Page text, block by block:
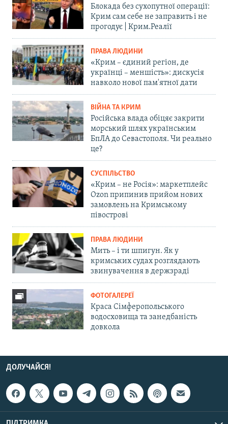
Блокада без сухопутної операції:
Крим сам себе не заправить і не
прогодує | Крим.Реалії
ПРАВА ЛЮДИНИ
«Крим – єдиний регіон, де
українці – меншість»: дискусія
навколо нової пам'ятної дати
ВІЙНА ТА КРИМ
Російська влада обіцяє закрити
морський шлях українським
БпЛА до Севастополя. Чи реально
це?
СУСПІЛЬСТВО
«Крим – не Росія»: маркетплейс
Ozon припинив прийом нових
замовлень на Кримському
півострові
ПРАВА ЛЮДИНИ
Мить – і ти шпигун. Як у
кримських судах розглядають
звинувачення в держзраді
ФОТОГАЛЕРЕЇ
Краса Сімферопольського
водосховища та занедбаність
довкола
ДОЛУЧАЙСЯ!